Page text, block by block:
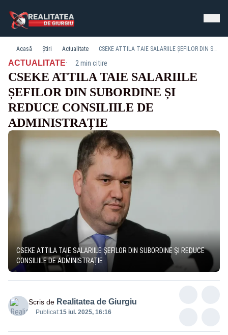
Acasă Știri Actualitate CSEKE ATTILA TAIE SALARIILE ȘEFILOR DIN SUBORDINE ȘI REDUCE CONSILIILE DE ADMINISTRAȚIE
ACTUALITATE· 2 min citire
CSEKE ATTILA TAIE SALARIILE
ȘEFILOR DIN SUBORDINE ȘI
REDUCE CONSILIILE DE
ADMINISTRAȚIE
CSEKE ATTILA TAIE SALARIILE ȘEFILOR DIN SUBORDINE ȘI REDUCE
CONSILIILE DE ADMINISTRAȚIE
Scris de Realitatea de Giurgiu
Publicat:15 iul. 2025, 16:16